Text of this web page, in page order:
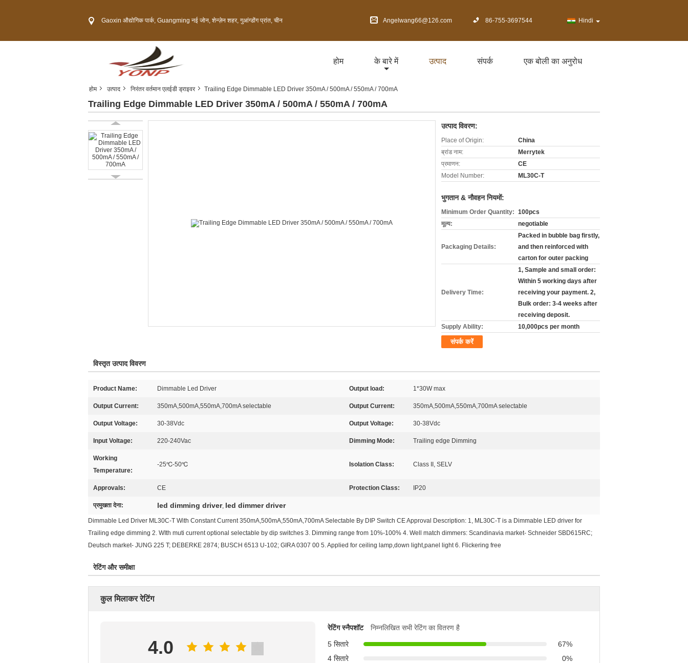
Gaoxin औद्योगिक पार्क, Guangming नई जोन, शेन्ज़ेन शहर, गुआंग्डोंग प्रांत, चीन Angelwang66@126.com 86-755-3697544 Hindi
होम के बारे में उत्पाद संपर्क एक बोली का अनुरोध
होम उत्पाद निरंतर वर्तमान एलईडी ड्राइवर Trailing Edge Dimmable LED Driver 350mA / 500mA / 550mA / 700mA
Trailing Edge Dimmable LED Driver 350mA / 500mA / 550mA / 700mA
उत्पाद विवरण:
Place of Origin:
China
ब्रांड नाम:
Merrytek
प्रमाणन:
CE
Model Number:
ML30C-T
भुगतान & नौवहन नियमों:
Minimum Order Quantity: 100pcs
मूल्य:
negotiable
Packaging Details:
Packed in bubble bag firstly,
and then reinforced with
carton for outer packing
Delivery Time:
1, Sample and small order:
Within 5 working days after
receiving your payment. 2,
Bulk order: 3-4 weeks after
receiving deposit.
Supply Ability:
10,000pcs per month
संपर्क करें
विस्तृत उत्पाद विवरण
Product Name: Dimmable Led Driver Output load: 1*30W max
Output Current: 350mA,500mA,550mA,700mA selectable Output Current: 350mA,500mA,550mA,700mA selectable
Output Voltage: 30-38Vdc Output Voltage: 30-38Vdc
Input Voltage: 220-240Vac Dimming Mode: Trailing edge Dimming
Working
Temperature:
-25℃-50℃ Isolation Class: Class II, SELV
Approvals: CE Protection Class: IP20
प्रमुखता देना: led dimming driver, led dimmer driver
Dimmable Led Driver ML30C-T With Constant Current 350mA,500mA,550mA,700mA Selectable By DIP Switch CE Approval Description: 1, ML30C-T is a Dimmable LED driver for
Trailing edge dimming 2. WIth muti current optional selectable by dip switches 3. Dimming range from 10%-100% 4. Well match dimmers: Scandinavia market- Schneider SBD615RC;
Deutsch market- JUNG 225 T; DEBERKE 2874; BUSCH 6513 U-102; GIRA 0307 00 5. Applied for ceiling lamp,down light,panel light 6. Flickering free
रेटिंग और समीक्षा
कुल मिलाकर रेटिंग
4.0
रेटिंग स्नैपशॉट
निम्नलिखित सभी रेटिंग का वितरण है
5 सितारे
67%
4 सितारे
0%